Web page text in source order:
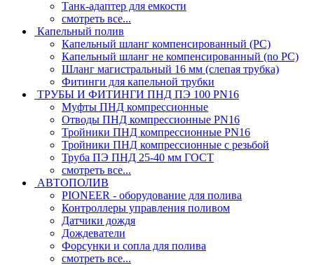
Танк-адаптер для емкости
смотреть все...
Капельный полив
Капельный шланг компенсированный (PC)
Капельный шланг не компенсированный (no PC)
Шланг магистральный 16 мм (слепая трубка)
Фитинги для капельной трубки
ТРУБЫ И ФИТИНГИ ПНД ПЭ 100 PN16
Муфты ПНД компрессионные
Отводы ПНД компрессионные PN16
Тройники ПНД компрессионные PN16
Тройники ПНД компрессионные с резьбой
Труба ПЭ ПНД 25-40 мм ГОСТ
смотреть все...
АВТОПОЛИВ
PIONEER - оборудование для полива
Контроллеры управления поливом
Датчики дождя
Дождеватели
Форсунки и сопла для полива
смотреть все...